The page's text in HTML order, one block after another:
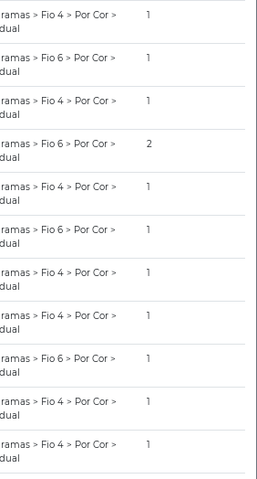
> Fio 4 > Por Cor >
1
> Fio 6 > Por Cor >
1
> Fio 4 > Por Cor >
1
> Fio 6 > Por Cor >
2
> Fio 4 > Por Cor >
1
> Fio 6 > Por Cor >
1
> Fio 4 > Por Cor >
1
> Fio 4 > Por Cor >
1
> Fio 6 > Por Cor >
1
> Fio 4 > Por Cor >
1
> Fio 4 > Por Cor >
1